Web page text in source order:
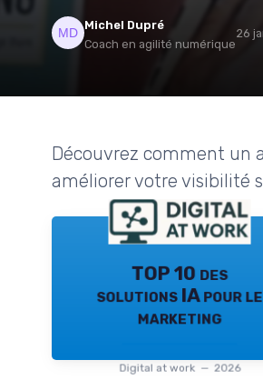
Michel Dupré
Coach en agilité numérique
26
Découvrez comment un
améliorer votre visibilité
TOP 10 des
solutions IA pour le
marketing
Digital at work — 2026